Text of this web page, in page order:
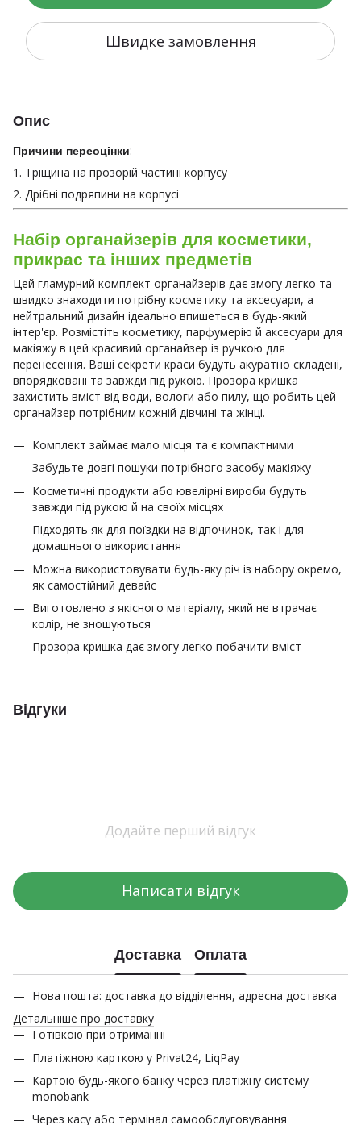
Швидке замовлення
Опис
Причини переоцінки:
1. Тріщина на прозорій частині корпусу
2. Дрібні подряпини на корпусі
Набір органайзерів для косметики,
прикрас та інших предметів
Цей гламурний комплект органайзерів дає змогу легко та
швидко знаходити потрібну косметику та аксесуари, а
нейтральний дизайн ідеально впишеться в будь-який
інтер'єр. Розмістіть косметику, парфумерію й аксесуари для
макіяжу в цей красивий органайзер із ручкою для
перенесення. Ваші секрети краси будуть акуратно складені,
впорядковані та завжди під рукою. Прозора кришка
захистить вміст від води, вологи або пилу, що робить цей
органайзер потрібним кожній дівчині та жінці.
Комплект займає мало місця та є компактними
Забудьте довгі пошуки потрібного засобу макіяжу
Косметичні продукти або ювелірні вироби будуть
завжди під рукою й на своїх місцях
Підходять як для поїздки на відпочинок, так і для
домашнього використання
Можна використовувати будь-яку річ із набору окремо,
як самостійний девайс
Виготовлено з якісного матеріалу, який не втрачає
колір, не зношуються
Прозора кришка дає змогу легко побачити вміст
Відгуки
Додайте перший відгук
Написати відгук
Доставка Оплата
Нова пошта: доставка до відділення, адресна доставка
Детальніше про доставку
Готівкою при отриманні
Платіжною карткою у Privat24, LiqPay
Картою будь-якого банку через платіжну систему
monobank
Через касу або термінал самообслуговування